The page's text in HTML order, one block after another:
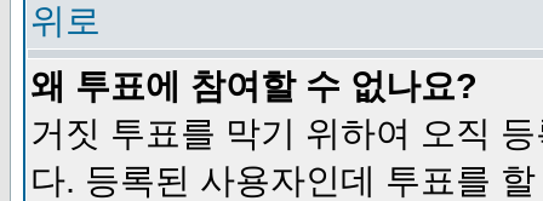
위로
왜 투표에 참여할 수 없나요?
거짓 투표를 막기 위하여 오직
다. 등록된 사용자인데 투표를